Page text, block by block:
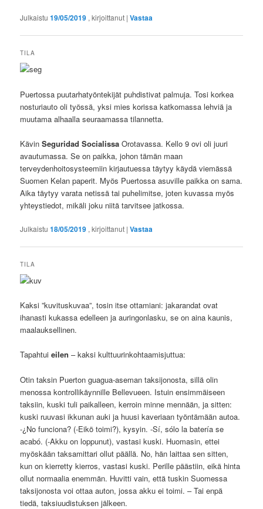
Julkaistu19/05/2019 , kirjoittanut |Vastaa
TILA
Puertossa puutarhatyöntekijät puhdistivat palmuja. Tosi korkea
nosturiauto oli työssä, yksi mies korissa katkomassa lehviä ja
muutama alhaalla seuraamassa tilannetta.
KävinSeguridad Socialissa Orotavassa. Kello 9 ovi oli juuri
avautumassa. Se on paikka, johon tämän maan
terveydenhoitosysteemiin kirjautuessa täytyy käydä viemässä
Suomen Kelan paperit. Myös Puertossa asuville paikka on sama.
Aika täytyy varata netissä tai puhelimitse, joten kuvassa myös
yhteystiedot, mikäli joku niitä tarvitsee jatkossa.
Julkaistu18/05/2019 , kirjoittanut |Vastaa
TILA
Kaksi ”kuvituskuvaa”, tosin itse ottamiani: jakarandat ovat
ihanasti kukassa edelleen ja auringonlasku, se on aina kaunis,
maalauksellinen.
Tapahtuieilen – kaksi kulttuurinkohtaamisjuttua:
Otin taksin Puerton guagua-aseman taksijonosta, sillä olin
menossa kontrollikäynnille Bellevueen. Istuin ensimmäiseen
taksiin, kuski tuli paikalleen, kerroin minne mennään, ja sitten:
kuski ruuvasi ikkunan auki ja huusi kaveriaan työntämään autoa.
-¿No funciona? (-Eikö toimi?), kysyin. -Sí, sólo la batería se
acabó. (-Akku on loppunut), vastasi kuski. Huomasin, ettei
myöskään taksamittari ollut päällä. No, hän laittaa sen sitten,
kun on kierretty kierros, vastasi kuski. Perille päästiin, eikä hinta
ollut normaalia enemmän. Huvitti vain, että tuskin Suomessa
taksijonosta voi ottaa auton, jossa akku ei toimi. – Tai enpä
tiedä, taksiuudistuksen jälkeen.